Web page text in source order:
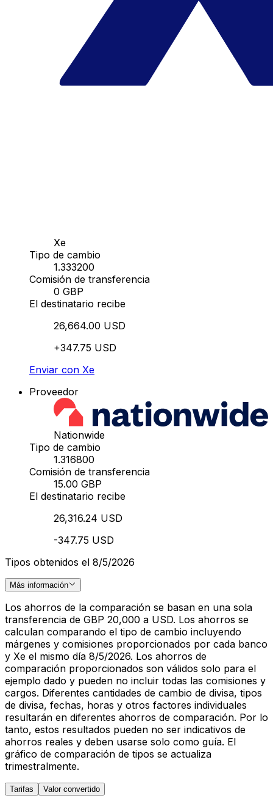
Xe
Tipo de cambio
1.333200
Comisión de transferencia
0 GBP
El destinatario recibe
26,664.00 USD
+347.75 USD
Enviar con Xe
Proveedor
Nationwide
Tipo de cambio
1.316800
Comisión de transferencia
15.00 GBP
El destinatario recibe
26,316.24 USD
-347.75 USD
Tipos obtenidos el 8/5/2026
Más información
Los ahorros de la comparación se basan en una sola
transferencia de GBP 20,000 a USD. Los ahorros se
calculan comparando el tipo de cambio incluyendo
márgenes y comisiones proporcionados por cada banco
y Xe el mismo día 8/5/2026. Los ahorros de
comparación proporcionados son válidos solo para el
ejemplo dado y pueden no incluir todas las comisiones y
cargos. Diferentes cantidades de cambio de divisa, tipos
de divisa, fechas, horas y otros factores individuales
resultarán en diferentes ahorros de comparación. Por lo
tanto, estos resultados pueden no ser indicativos de
ahorros reales y deben usarse solo como guía. El
gráfico de comparación de tipos se actualiza
trimestralmente.
Tarifas Valor convertido